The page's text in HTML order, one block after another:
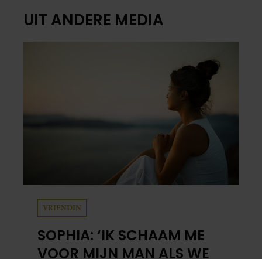
UIT ANDERE MEDIA
VRIENDIN
SOPHIA: ‘IK SCHAAM ME
VOOR MIJN MAN ALS WE